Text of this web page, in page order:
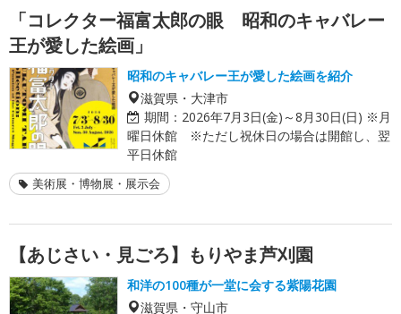
「コレクター福富太郎の眼 昭和のキャバレー
王が愛した絵画」
昭和のキャバレー王が愛した絵画を紹介
滋賀県・大津市
期間： 2026年7月3日(金)～8月30日(日) ※月
曜日休館 ※ただし祝休日の場合は開館し、翌
平日休館
美術展・博物展・展示会
【あじさい・見ごろ】もりやま芦刈園
和洋の100種が一堂に会する紫陽花園
滋賀県・守山市